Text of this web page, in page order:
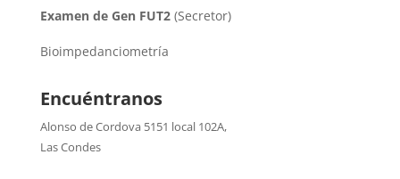
Examen de Gen FUT2(Secretor)
Bioimpedanciometría
Encuéntranos
Alonso de Cordova 5151 local 102A,
Las Condes